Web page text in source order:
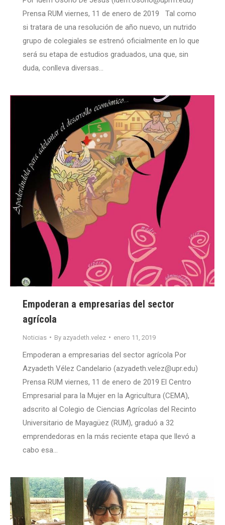
Prensa RUM viernes, 11 de enero de 2019 Tal como
si tratara de una resolución de año nuevo, un nutrido
grupo de colegiales se estrenó oficialmente en lo que
será su etapa de estudios graduados, una que, sin
duda, conlleva diversas…
Empoderan a empresarias del sector
agrícola
Noticias By azyadeth.velez enero 11, 2019
Empoderan a empresarias del sector agrícola Por
Azyadeth Vélez Candelario (azyadeth.velez@upr.edu)
Prensa RUM viernes, 11 de enero de 2019 El Centro
Empresarial para la Mujer en la Agricultura (CEMA),
adscrito al Colegio de Ciencias Agrícolas del Recinto
Universitario de Mayagüez (RUM), graduó a 32
emprendedoras en la más reciente etapa que llevó a
cabo esa…